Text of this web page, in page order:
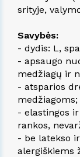
srityje,
Savybės:
- dydis: L,
- apsaugo
medžiagų ir
- atsparios
medžiagoms;
- elastingos
rankos,
- be latekso
alergiškiems